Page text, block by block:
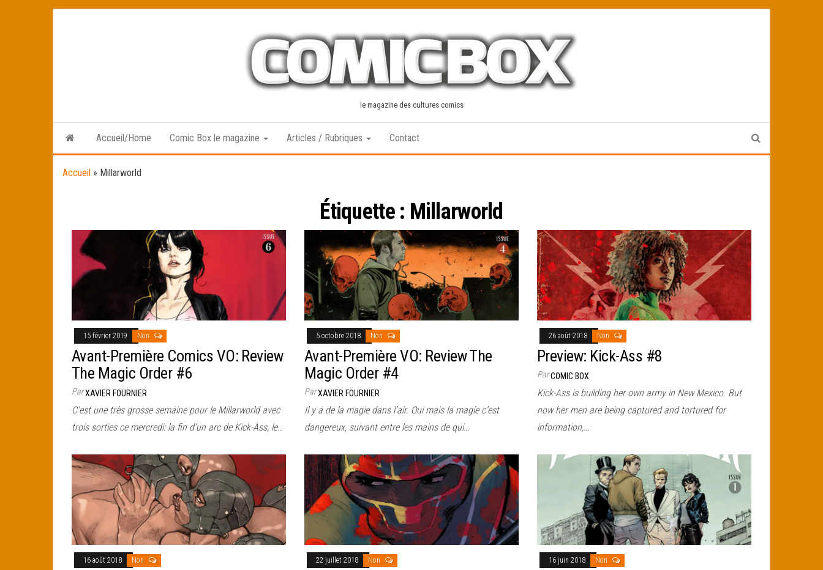
le magazine des cultures comics
Accueil/Home Comic Box le magazine Articles / Rubriques Contact
Accueil » Millarworld
Étiquette : Millarworld
15 février 2019 Non
Avant-Première Comics VO: Review
The Magic Order #6
ParXAVIER FOURNIER
C’est une très grosse semaine pour le Millarworld avec
trois sorties ce mercredi: la fin d’un arc de Kick-Ass, le…
5 octobre 2018 Non
Avant-Première VO: Review The
Magic Order #4
ParXAVIER FOURNIER
Il y a de la magie dans l’air. Oui mais la magie c’est
dangereux, suivant entre les mains de qui…
26 août 2018 Non
Preview: Kick-Ass #8
ParCOMIC BOX
Kick-Ass is building her own army in New Mexico. But
now her men are being captured and tortured for
information,…
16 août 2018 Non 22 juillet 2018 Non 16 juin 2018 Non